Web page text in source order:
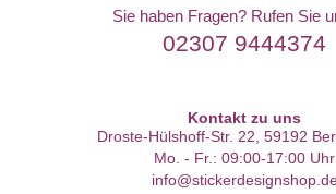
Sie haben Fragen? Rufen Sie
02307 9444374
Kontakt zu uns
Droste-Hülshoff-Str. 22, 59192
Mo. - Fr.: 09:00-17:00 Uhr